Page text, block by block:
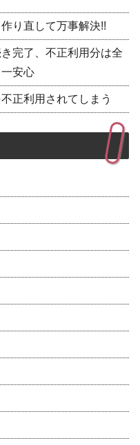
り直して万事解決!!
完了、不正利用分は全
安心
正利用されてしまう